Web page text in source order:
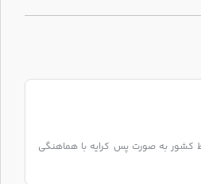
کشور به صورت پس کرایه با هماهنگی